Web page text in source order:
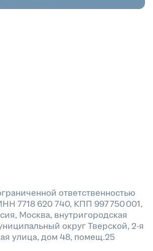
ответственностью
7718 620 740, КПП 997 750 001,
Москва, внутригородская
округ Тверской, 2-я
улица, дом 48, помещ.25